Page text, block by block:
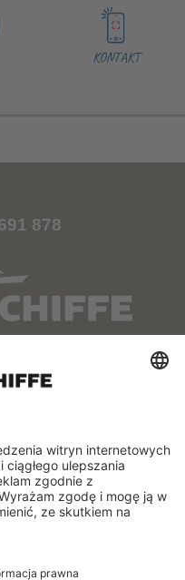
KONTAKT
878
jazdy